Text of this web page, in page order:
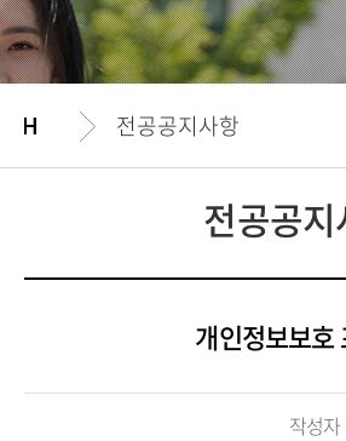
전공공지사항
전공공
개인정보보호
작성자